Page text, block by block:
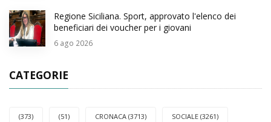
Regione Siciliana. Sport, approvato l'elenco dei
beneficiari dei voucher per i giovani
6 ago 2026
CATEGORIE
(373) (51) CRONACA (3713) SOCIALE (3261)